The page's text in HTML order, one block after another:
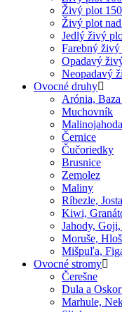
Živý plot
Živý plot
Jedlý živý
Farebný
Opadavý
Neopadavý
Ovocné druhy
Arónia,
Muchovník
Černice
Čučoriedky
Brusnice
Zemolez
Maliny
Ríbezle,
Kiwi,
Jahody,
Moruše,
Mišpuľa,
Ovocné stromy
Čerešne
Dula a
Marhule,